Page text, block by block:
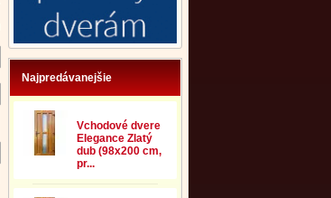
Najpredávanejšie
Vchodové dvere
Elegance Zlatý
dub (98x200 cm,
pr...